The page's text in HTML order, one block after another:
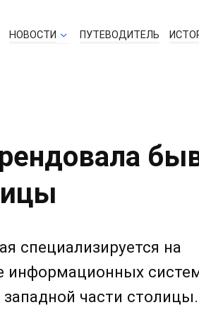
НОВОСТИ ПУТЕВОДИТЕЛЬ
специализируется на
информационных
части столицы.